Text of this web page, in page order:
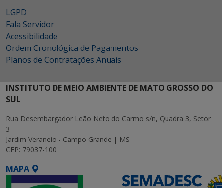
LGPD
Fala Servidor
Acessibilidade
Ordem Cronológica de Pagamentos
Planos de Contratações Anuais
INSTITUTO DE MEIO AMBIENTE DE MATO GROSSO DO
SUL
Rua Desembargador Leão Neto do Carmo s/n, Quadra 3, Setor
3
Jardim Veraneio - Campo Grande | MS
CEP: 79037-100
MAPA